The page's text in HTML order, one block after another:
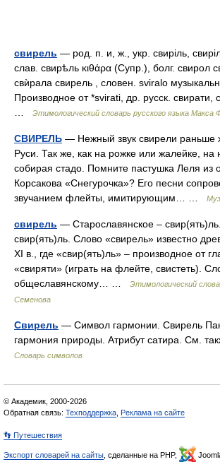
свирель — род. п. и, ж., укр. свирiль,
слав. свирѣль κιθάρα (Супр.), болг. свирол
свѝрала свирель , словен. sviralо
Производное от *svirati, др. русск. свирати,
Этимологический словарь русского языка Макса
СВИРЕЛЬ — Нежный звук свирели раньше
Руси. Так же, как на рожке или жалейке, на
собирая стадо. Помните пастушка Леля из
Корсакова «Снегурочка»? Его песни
звучанием флейты, имитирующим… …
свирель — Старославянское –
свир(ять)ль. Слово «свирель» известно
XI в., где «свир(ять)ль» – производное от
«свиряти» (играть на флейте, свистеть).
общеславянскому… …
Этимологический
Семенова
Свирель — Символ гармонии. Свирель
гармония природы. Атрибут сатира. См.
Словарь символов
© Академик, 2000-2026
Обратная связь: Техподдержка Реклама на сайте
👣 Путешествия
Экспорт словарей на сайты , сделанные на PHP,